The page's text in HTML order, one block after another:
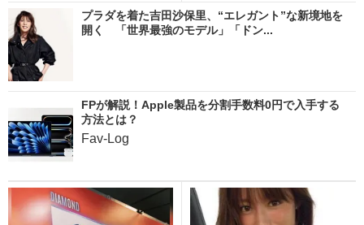
プラダを着た吉田沙保里、“エレガント”な新境地を
開く 「世界最強のモデル」「ドン...
FPが解説！Apple製品を分割手数料0円で入手する
方法とは？
Fav-Log